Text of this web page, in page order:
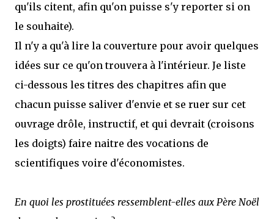
qu'ils citent, afin qu'on puisse s'y reporter si on
le souhaite).
Il n'y a qu'à lire la couverture pour avoir quelques
idées sur ce qu'on trouvera à l'intérieur. Je liste
ci-dessous les titres des chapitres afin que
chacun puisse saliver d'envie et se ruer sur cet
ouvrage drôle, instructif, et qui devrait (croisons
les doigts) faire naitre des vocations de
scientifiques voire d'économistes.
En quoi les prostituées ressemblent-elles aux Père Noël